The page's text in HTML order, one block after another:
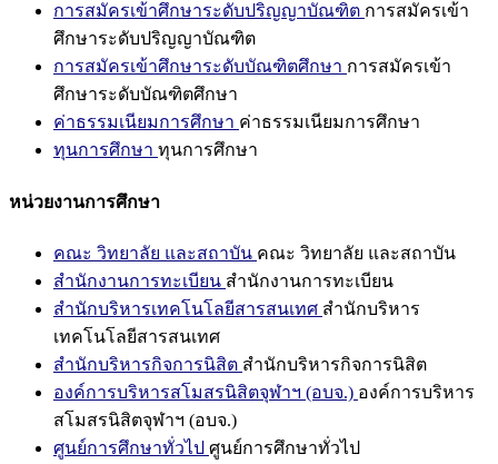
การสมัครเข้าศึกษาระดับปริญญาบัณฑิต การสมัครเข้า
ศึกษาระดับปริญญาบัณฑิต
การสมัครเข้าศึกษาระดับบัณฑิตศึกษา การสมัครเข้า
ศึกษาระดับบัณฑิตศึกษา
ค่าธรรมเนียมการศึกษา ค่าธรรมเนียมการศึกษา
ทุนการศึกษา ทุนการศึกษา
หน่วยงานการศึกษา
คณะ วิทยาลัย และสถาบัน คณะ วิทยาลัย และสถาบัน
สำนักงานการทะเบียน สำนักงานการทะเบียน
สำนักบริหารเทคโนโลยีสารสนเทศ สำนักบริหาร
เทคโนโลยีสารสนเทศ
สำนักบริหารกิจการนิสิต สำนักบริหารกิจการนิสิต
องค์การบริหารสโมสรนิสิตจุฬาฯ (อบจ.) องค์การบริหาร
สโมสรนิสิตจุฬาฯ (อบจ.)
ศูนย์การศึกษาทั่วไป ศูนย์การศึกษาทั่วไป